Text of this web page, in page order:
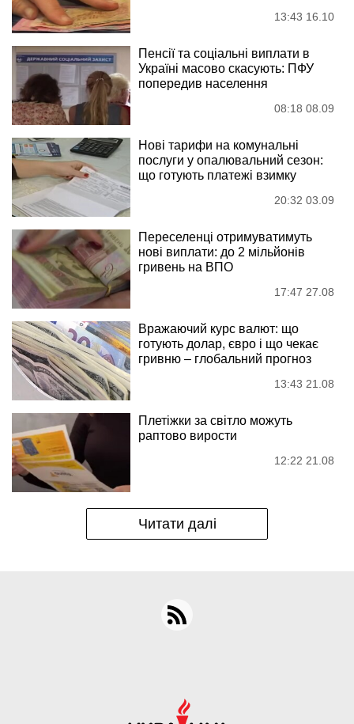
13:43 16.10
Пенсії та соціальні виплати в
Україні масово скасують: ПФУ
попередив населення
08:18 08.09
Нові тарифи на комунальні
послуги у опалювальний сезон:
що готують платежі взимку
20:32 03.09
Переселенці отримуватимуть
нові виплати: до 2 мільйонів
гривень на ВПО
17:47 27.08
Вражаючий курс валют: що
готують долар, євро і що чекає
гривню – глобальний прогноз
13:43 21.08
Плетіжки за світло можуть
раптово вирости
12:22 21.08
Читати далі